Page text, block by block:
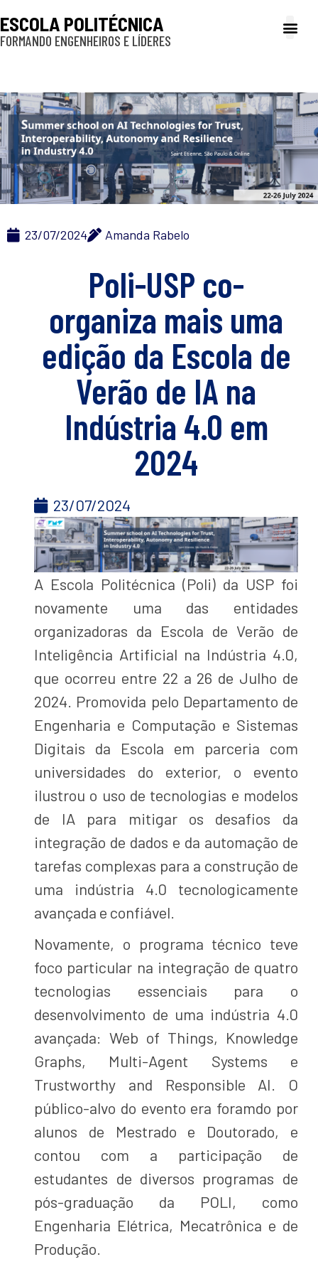
ESCOLA POLITÉCNICA
FORMANDO ENGENHEIROS E LÍDERES
23/07/2024 Amanda Rabelo
Poli-USP co-
organiza mais uma
edição da Escola de
Verão de IA na
Indústria 4.0 em
2024
23/07/2024
A Escola Politécnica (Poli) da USP foi
novamente uma das entidades
organizadoras da Escola de Verão de
Inteligência Artificial na Indústria 4.0,
que ocorreu entre 22 a 26 de Julho de
2024. Promovida pelo Departamento de
Engenharia e Computação e Sistemas
Digitais da Escola em parceria com
universidades do exterior, o evento
ilustrou o uso de tecnologias e modelos
de IA para mitigar os desafios da
integração de dados e da automação de
tarefas complexas para a construção de
uma indústria 4.0 tecnologicamente
avançada e confiável.
Novamente, o programa técnico teve
foco particular na integração de quatro
tecnologias essenciais para o
desenvolvimento de uma indústria 4.0
avançada: Web of Things, Knowledge
Graphs, Multi-Agent Systems e
Trustworthy and Responsible AI. O
público-alvo do evento era foramdo por
alunos de Mestrado e Doutorado, e
contou com a participação de
estudantes de diversos programas de
pós-graduação da POLI, como
Engenharia Elétrica, Mecatrônica e de
Produção.